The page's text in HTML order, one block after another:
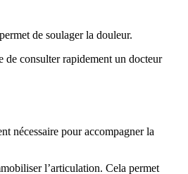
de soulager la douleur.
de consulter rapidement un docteur
nécessaire pour accompagner la
l’articulation. Cela permet